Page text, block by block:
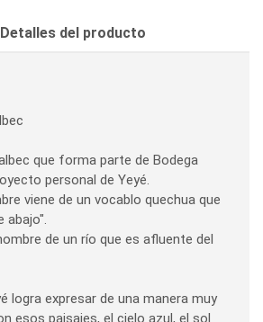
Detalles del producto
que forma parte de Bodega
personal de Yeyé.
viene de un vocablo quechua que
abajo".
de un río que es afluente del
logra expresar de una manera muy
esos paisajes, el cielo azul, el sol